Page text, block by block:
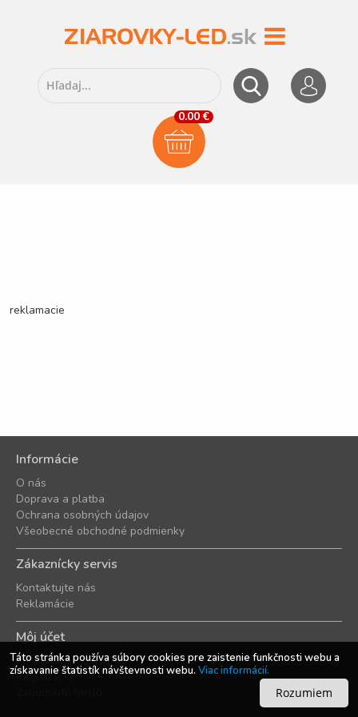
0.00 €
reklamacie
Informácie
O nás
Doprava a platba
Ochrana osobných údajov
Všeobecné obchodné podmienky
Zákaznícky servis
Kontaktujte nás
Reklamácie
Môj účet
Prihlásenie
Registrácia
Táto stránka používa súbory cookies pre zaistenie funkčnosti webu a
získavanie štatistík návštevnosti webu. Viac informácií.
Rozumiem